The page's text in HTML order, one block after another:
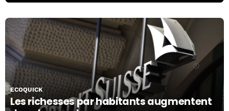
Les richesses par habitants augmentent
ECOQUICK